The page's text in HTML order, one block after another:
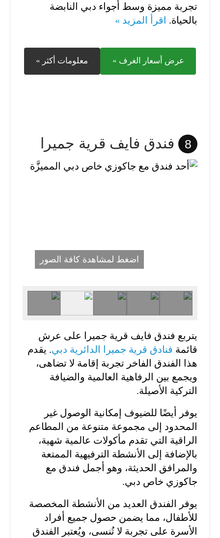
تجربة مميزة وسط أجواء دبي النابضة
بالحياة.
اقرأ المزيد »
عرض أسعار الغرف » معلومات أكثر »
8 فندق فايف قرية جميرا
اضغط لمشاهدة كافة الصور
يتربع فندق فايف قرية جميرا على عرش
قائمة فنادق قرية جميرا الدائرية دبي. يقدم
هذا الفندق الفاخر تجربة إقامة لا تضاهى،
ويجمع بين الرفاهية العالمية والضيافة
التركية الأصيلة.
يوفر أيضًا للضيوف إمكانية الوصول غير
المحدود إلى مجموعة متنوعة من المطاعم
الراقية التي تقدم مأكولات عالمية شهية،
بالإضافة إلى الأنشطة الترفيهية الممتعة
والمرافق الحديثة، وهو أجمل فندق مع
جاكوزي خاص دبي.
يوفر الفندق العديد من الأنشطة المخصصة
للأطفال، مما يضمن حصول جميع أفراد
الأسرة على تجربة لا تُنسى، ويُعتبر الفندق